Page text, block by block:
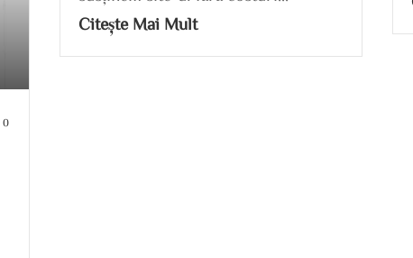
0
Citește Mai Mult